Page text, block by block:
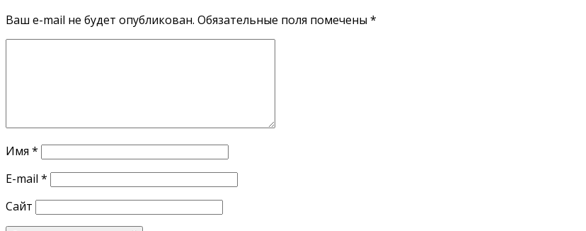
Ваш e-mail не будет опубликован. Обязательные поля помечены *
Имя *
E-mail *
Сайт